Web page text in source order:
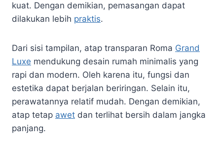
kuat. Dengan demikian, pemasangan dapat
dilakukan lebih praktis.
Dari sisi tampilan, atap transparan Roma Grand
Luxe mendukung desain rumah minimalis yang
rapi dan modern. Oleh karena itu, fungsi dan
estetika dapat berjalan beriringan. Selain itu,
perawatannya relatif mudah. Dengan demikian,
atap tetap awet dan terlihat bersih dalam jangka
panjang.